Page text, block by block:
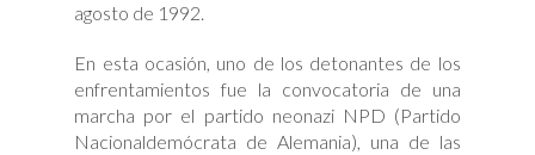
agosto de 1992.
En esta ocasión, uno de los detonantes de los
enfrentamientos fue la convocatoria de una
marcha por el partido neonazi NPD (Partido
Nacionaldemócrata de Alemania), una de las